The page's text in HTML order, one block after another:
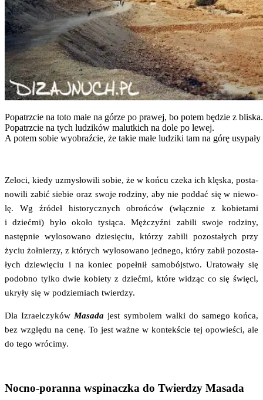
Popa­trz­cie na toto małe na górze po pra­wej, bo potem będzie z bli­ska.
Popa­trz­cie na tych ludzi­ków malut­kich na dole po lewej.
A potem sobie wyobraź­cie, że takie małe ludzi­ki tam na górę
Zelo­ci, kie­dy uzmy­sło­wi­li sobie, że w koń­cu cze­ka ich klę­ska, posta­
no­wi­li zabić sie­bie oraz swo­je rodzi­ny, aby nie pod­dać się w nie­wo­
lę. Wg źró­deł histo­rycz­nych obroń­ców (włącz­nie z kobie­ta­mi
i dzieć­mi) było oko­ło tysią­ca. Męż­czyź­ni zabi­li swo­je rodzi­ny,
następ­nie wylo­so­wa­no dzie­się­ciu, któ­rzy zabi­li pozo­sta­łych przy
życiu żoł­nie­rzy, z któ­rych wylo­so­wa­no jed­ne­go, któ­ry zabił pozo­sta­
łych dzie­wię­ciu i na koniec popeł­nił samo­bój­stwo. Ura­to­wa­ły się
podob­no tyl­ko dwie kobie­ty z dzieć­mi, któ­re widząc co się świę­ci,
ukry­ły się w pod­zie­miach twierdzy.
Dla Izra­el­czy­ków Masa­da jest sym­bo­lem wal­ki do same­go koń­ca,
bez wzglę­du na cenę. To jest waż­ne w kon­tek­ście tej opo­wie­ści, ale
do tego wrócimy.
Nocno-poranna wspinaczka do Twierdzy Masada